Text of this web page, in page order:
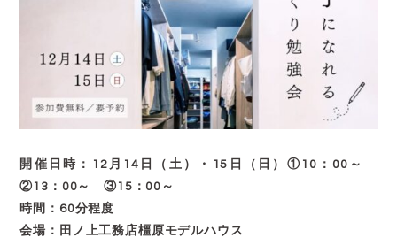
開催日時：12月14日（土）・15日（日）①10：00～
②13：00～ ③15：00～
時間：60分程度
会場：田ノ上工務店橿原モデルハウス